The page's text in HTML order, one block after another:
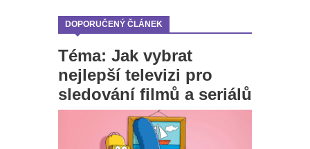
DOPORUČENÝ ČLÁNEK
Téma: Jak vybrat
nejlepší televizi pro
sledování filmů a seriálů